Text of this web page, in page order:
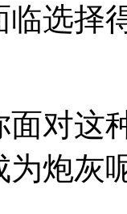
临选择
面对这
炮灰